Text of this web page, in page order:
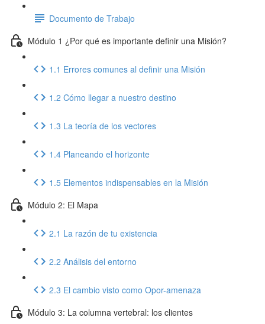
Documento de Trabajo
Módulo 1 ¿Por qué es importante definir una Misión?
1.1 Errores comunes al definir una Misión
1.2 Cómo llegar a nuestro destino
1.3 La teoría de los vectores
1.4 Planeando el horizonte
1.5 Elementos indispensables en la Misión
Módulo 2: El Mapa
2.1 La razón de tu existencia
2.2 Análisis del entorno
2.3 El cambio visto como Opor-amenaza
Módulo 3: La columna vertebral: los clientes